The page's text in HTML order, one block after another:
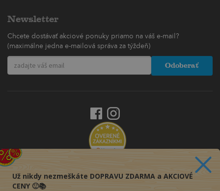
Newsletter
Chcete dostávať akciové ponuky priamo na váš e-mail?
(maximálne jedna e-mailová správa za týždeň)
Odoberať
Už nikdy nezmeškáte DOPRAVU ZDARMA a AKCIOVÉ
CENY 🙂📚